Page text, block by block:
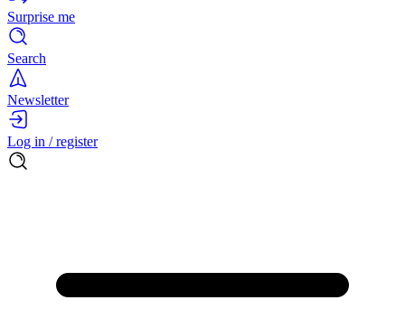
Surprise me
Search
Newsletter
Log in / register